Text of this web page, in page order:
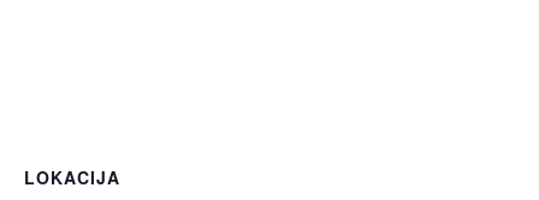
LOKACIJA